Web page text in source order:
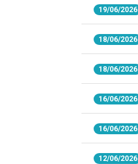
19/06/2026
18/06/2026
18/06/2026
16/06/2026
16/06/2026
12/06/2026